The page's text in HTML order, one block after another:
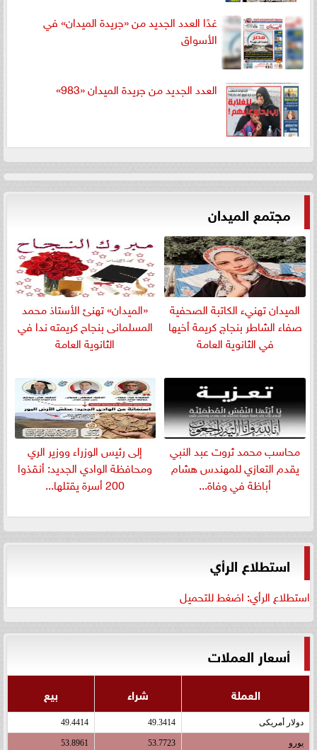
غدًا العدد الجديد من «جريدة الميدان» في
الأسواق
العدد الجديد من جريدة الميدان «983»
مجتمع الميدان
الميدان تهنيء الكاتبة الصحفية
صفاء الشاطر بنجاج كريمة أخيها
في الثانوية العامة
«الميدان» تهنئ الأستاذ محمد
المسلمانى بنجاح كريمته ندا في
الثانوية العامة
​محاسب محمد ثروت عبد النبي
يقدم التعازي للمهندس هشام
أباظة في وفاة...
إلى رئيس الوزراء ووزير الري
ومحافظة الوادي الجديد: أنقذوا
200 أسرة يقتلها...
استطلاع الرأي
استطلاع الرأي: اضغط للتحميل
أسعار العملات
العملة شراء بيع
دولار أمريكى 49.3414
49.4414
يورو 53.7723
53.8961